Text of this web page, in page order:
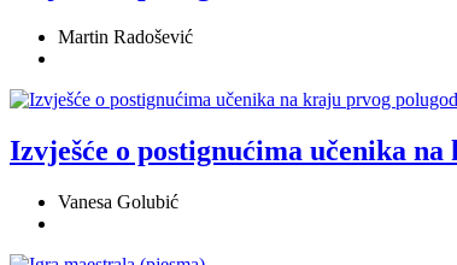
Martin Radošević
Izvješće o postignućima učenika
Vanesa Golubić